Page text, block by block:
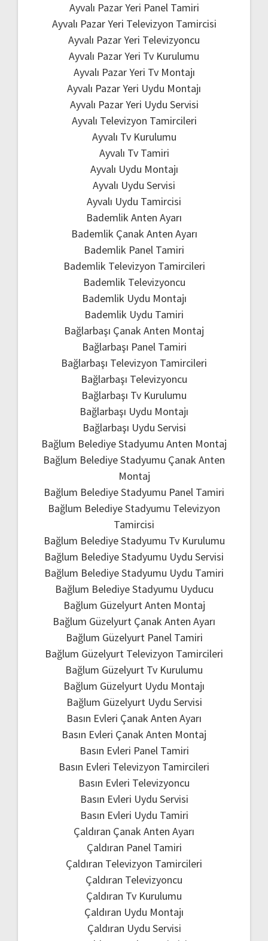
Ayvalı Pazar Yeri Panel Tamiri
Ayvalı Pazar Yeri Televizyon Tamircisi
Ayvalı Pazar Yeri Televizyoncu
Ayvalı Pazar Yeri Tv Kurulumu
Ayvalı Pazar Yeri Tv Montajı
Ayvalı Pazar Yeri Uydu Montajı
Ayvalı Pazar Yeri Uydu Servisi
Ayvalı Televizyon Tamircileri
Ayvalı Tv Kurulumu
Ayvalı Tv Tamiri
Ayvalı Uydu Montajı
Ayvalı Uydu Servisi
Ayvalı Uydu Tamircisi
Bademlik Anten Ayarı
Bademlik Çanak Anten Ayarı
Bademlik Panel Tamiri
Bademlik Televizyon Tamircileri
Bademlik Televizyoncu
Bademlik Uydu Montajı
Bademlik Uydu Tamiri
Bağlarbaşı Çanak Anten Montaj
Bağlarbaşı Panel Tamiri
Bağlarbaşı Televizyon Tamircileri
Bağlarbaşı Televizyoncu
Bağlarbaşı Tv Kurulumu
Bağlarbaşı Uydu Montajı
Bağlarbaşı Uydu Servisi
Bağlum Belediye Stadyumu Anten Montaj
Bağlum Belediye Stadyumu Çanak Anten
Montaj
Bağlum Belediye Stadyumu Panel Tamiri
Bağlum Belediye Stadyumu Televizyon
Tamircisi
Bağlum Belediye Stadyumu Tv Kurulumu
Bağlum Belediye Stadyumu Uydu Servisi
Bağlum Belediye Stadyumu Uydu Tamiri
Bağlum Belediye Stadyumu Uyducu
Bağlum Güzelyurt Anten Montaj
Bağlum Güzelyurt Çanak Anten Ayarı
Bağlum Güzelyurt Panel Tamiri
Bağlum Güzelyurt Televizyon Tamircileri
Bağlum Güzelyurt Tv Kurulumu
Bağlum Güzelyurt Uydu Montajı
Bağlum Güzelyurt Uydu Servisi
Basın Evleri Çanak Anten Ayarı
Basın Evleri Çanak Anten Montaj
Basın Evleri Panel Tamiri
Basın Evleri Televizyon Tamircileri
Basın Evleri Televizyoncu
Basın Evleri Uydu Servisi
Basın Evleri Uydu Tamiri
Çaldıran Çanak Anten Ayarı
Çaldıran Panel Tamiri
Çaldıran Televizyon Tamircileri
Çaldıran Televizyoncu
Çaldıran Tv Kurulumu
Çaldıran Uydu Montajı
Çaldıran Uydu Servisi